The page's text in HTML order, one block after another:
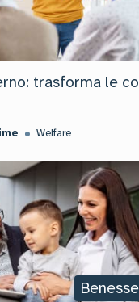
trasforma le
Welfare